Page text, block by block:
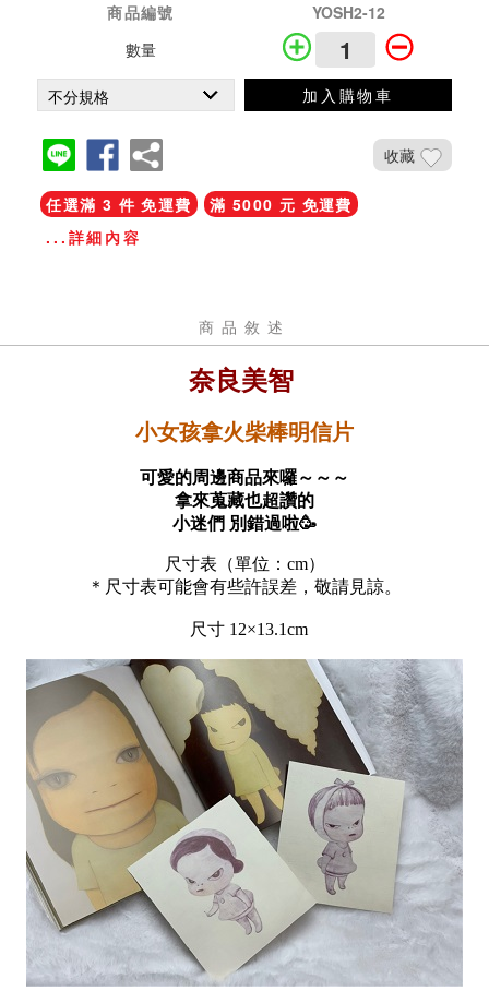
商品編號
YOSH2-12
數量
加入購物車
收藏
任選滿 3 件 免運費
滿 5000 元 免運費
...詳細內容
商品敘述